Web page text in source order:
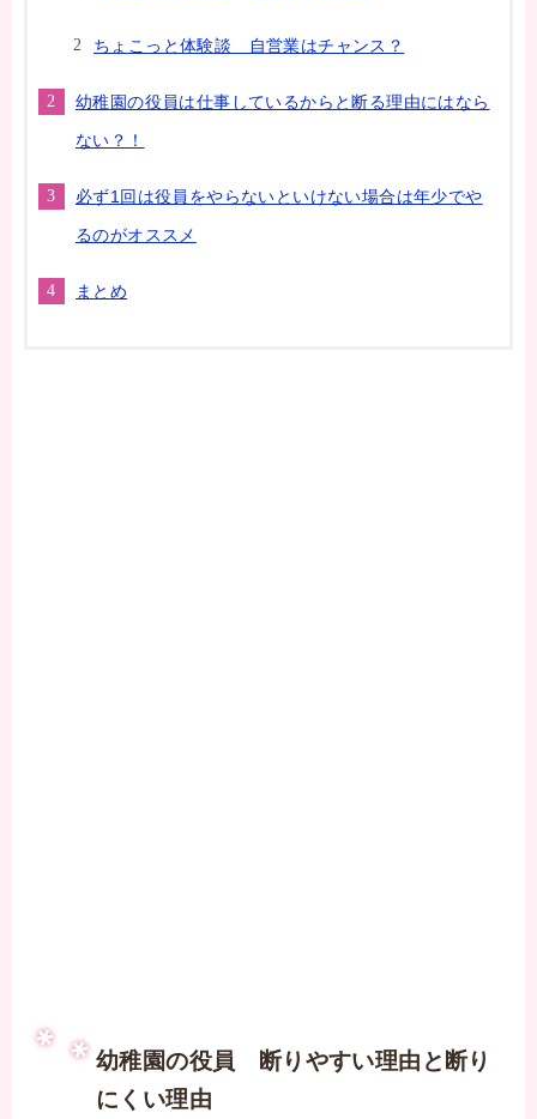
ちょこっと体験談 自営業はチャンス？
幼稚園の役員は仕事しているからと断る理由にはなら
ない？！
必ず1回は役員をやらないといけない場合は年少でや
るのがオススメ
まとめ
幼稚園の役員 断りやすい理由と断り
にくい理由